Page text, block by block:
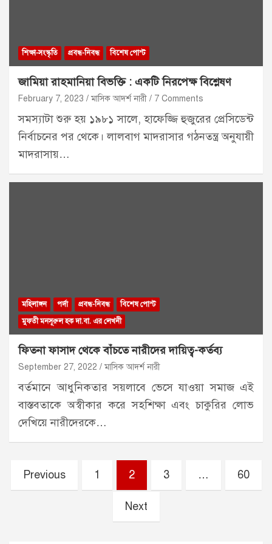
শিক্ষা-সংস্কৃতি প্রবন্ধ-নিবন্ধ বিশেষ পোস্ট
জামিয়া রাহমানিয়া বিভক্তি : একটি নিরপেক্ষ বিশ্লেষণ
February 7, 2023 মাসিক আদর্শ নারী 7 Comments
সমস্যাটা শুরু হয় ১৯৮১ সালে, হাফেজ্জি হুজুরের প্রেসিডেন্ট
নির্বাচনের পর থেকে। লালবাগ মাদরাসার গঠনতন্ত্র অনুযায়ী
মাদরাসায়…
মহিলাঙ্গন পর্দা প্রবন্ধ-নিবন্ধ
বিশেষ পোস্ট
মুফতী মনসূরুল হক দা.বা. এর লেখনী
ফিতনা ফাসাদ থেকে বাঁচতে নারীদের দায়িত্ব-কর্তব্য
September 27, 2022 মাসিক আদর্শ নারী
বর্তমানে আধুনিকতার সয়লাবে ভেসে যাওয়া সমাজ এই
বাস্তবতাকে অস্বীকার করে সহশিক্ষা এবং চাকুরির লোভ
দেখিয়ে নারীদেরকে…
Posts
pagination
Previous 1 2 3 … 60
Next